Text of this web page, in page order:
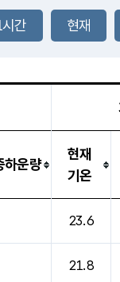
간 현재
하운량
현재
기온
23.6
21.8